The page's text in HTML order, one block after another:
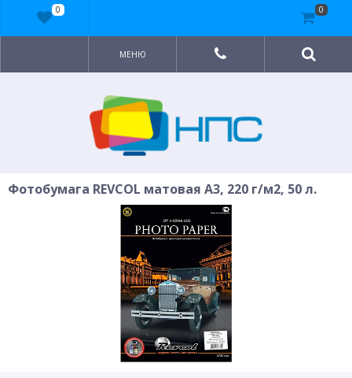
МЕНЮ
Фотобумага REVCOL матовая A3, 220 г/м2, 50 л.
0 0